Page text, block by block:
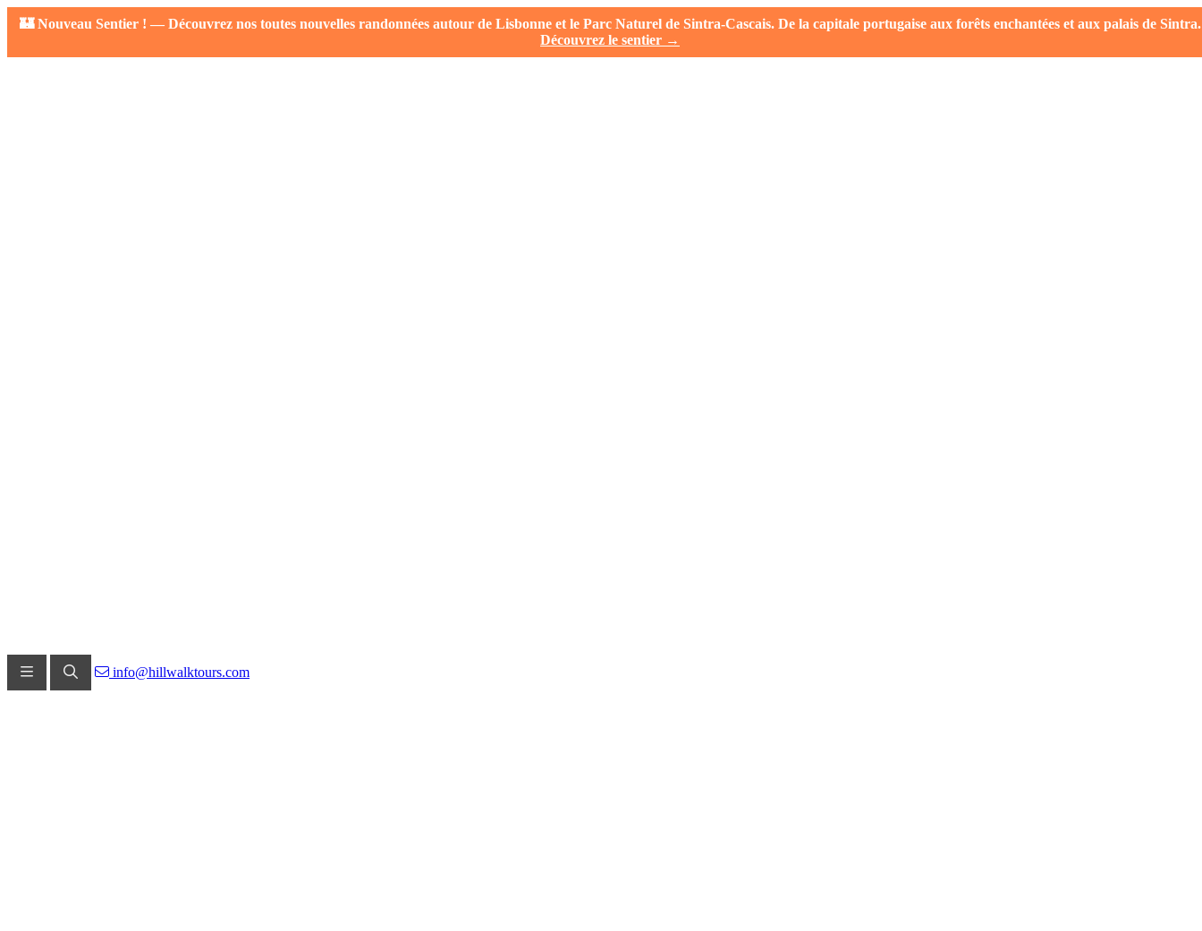
🏰 Nouveau Sentier ! — Découvrez nos toutes nouvelles randonnées autour de Lisbonne et le Parc Naturel de Sintra-Cascais. De la capitale portugaise aux forêts enchantées et aux palais de Sintra.
Découvrez le sentier →
info@hillwalktours.com